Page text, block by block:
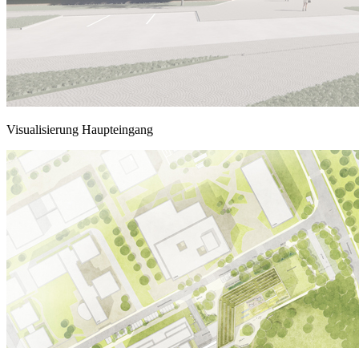
Visualisierung Haupteingang